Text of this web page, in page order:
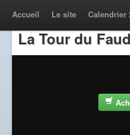
Accueil Le site Calendrier
La Tour du